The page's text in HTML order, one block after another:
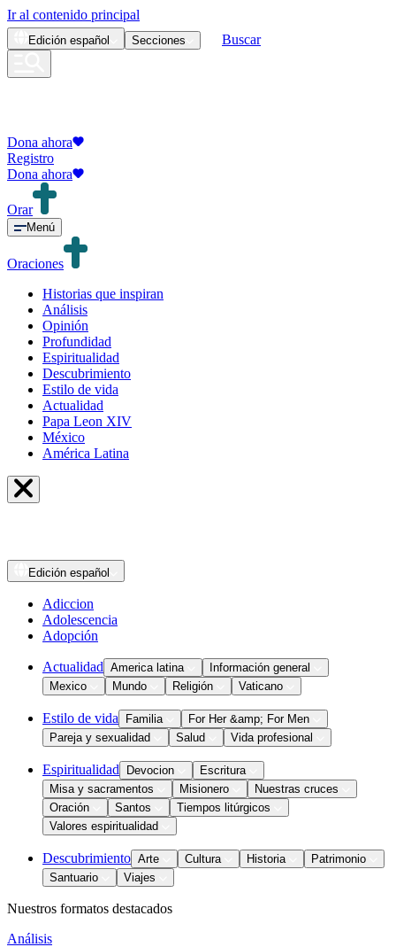
Ir al contenido principal
Edición español Secciones Buscar
Dona ahora
Registro
Dona ahora
Orar
Menú
Oraciones
Historias que inspiran
Análisis
Opinión
Profundidad
Espiritualidad
Descubrimiento
Estilo de vida
Actualidad
Papa Leon XIV
México
América Latina
Edición español
Adiccion
Adolescencia
Adopción
Actualidad America latina
Información general
Mexico
Mundo Religión Vaticano
Estilo de vida Familia
For Her &amp; For Men
Pareja y sexualidad
Salud Vida profesional
Espiritualidad Devocion
Escritura
Misa y sacramentos
Misionero
Nuestras cruces
Oración
Santos
Tiempos litúrgicos
Valores espiritualidad
Descubrimiento Arte Cultura Historia
Patrimonio
Santuario
Viajes
Nuestros formatos destacados
Análisis